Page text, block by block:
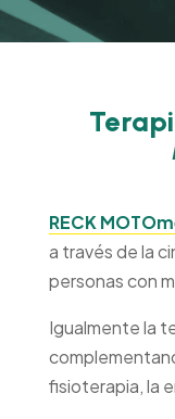
RECK
a través de la
personas con
Igualmente la
fisioterapia, la